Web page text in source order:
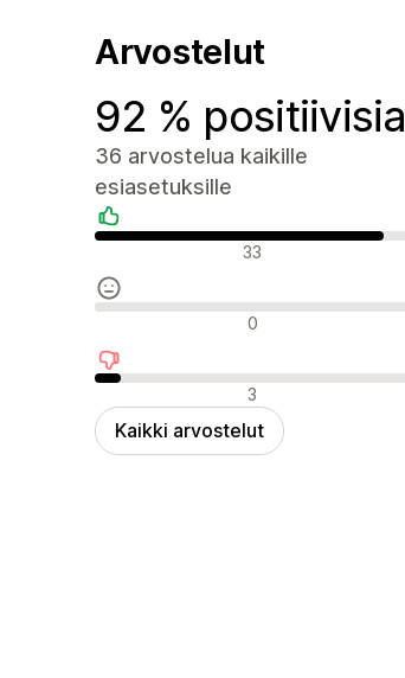
Arvostelut
92 % positiivisia
36 arvostelua kaikille
esiasetuksille
Positiiviset arvostelut
33
Neutraalit arvostelut
0
Negatiiviset arvostelut
3
Kaikki arvostelut